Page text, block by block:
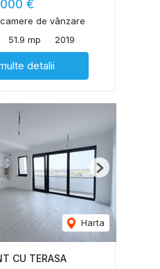
€
de vânzare
51.9 mp 2019
detalii
Harta
Next
CU TERASA